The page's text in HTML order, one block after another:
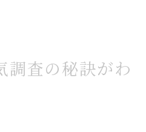
調査の秘訣がわ